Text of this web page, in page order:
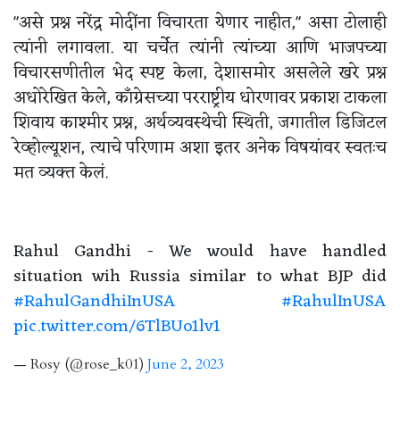
"असे प्रश्न नरेंद्र मोदींना विचारता येणार नाहीत," असा टोलाही
त्यांनी लगावला. या चर्चेत त्यांनी त्यांच्या आणि भाजपच्या
विचारसणीतील भेद स्पष्ट केला, देशासमोर असलेले खरे प्रश्न
अधोरेखित केले, काँग्रेसच्या परराष्ट्रीय धोरणावर प्रकाश टाकला
शिवाय काश्मीर प्रश्न, अर्थव्यवस्थेची स्थिती, जगातील डिजिटल
रेव्होल्यूशन, त्याचे परिणाम अशा इतर अनेक विषयांवर स्वतःच
मत व्यक्त केलं.
Rahul Gandhi - We would have handled
situation wih Russia similar to what BJP did
#RahulGandhiInUSA
#RahulInUSA
pic.twitter.com/6TlBUo1lv1
— Rosy (@rose_k01) June 2, 2023